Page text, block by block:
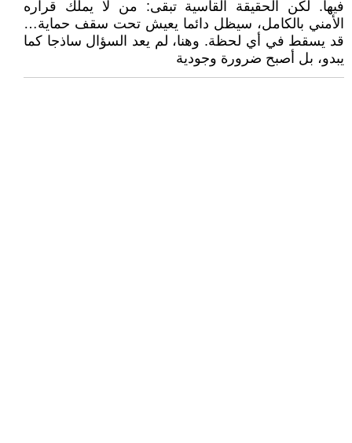
فيها. لكن الحقيقة القاسية تبقى: من لا يملك قراره
الأمني بالكامل، سيظل دائما يعيش تحت سقف حماية…
قد يسقط في أي لحظة. وهنا، لم يعد السؤال ساذجا كما
يبدو، بل أصبح ضرورة وجودية